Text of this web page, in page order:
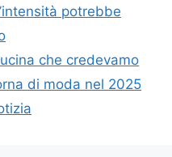
potrebbe
che credevamo
di moda nel 2025